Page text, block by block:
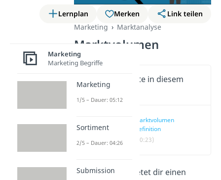
Lernplan Merken
Link teilen
Marketing
Marktanalyse
Marktvolumen
Wichtige Inhalte in diesem
Video
Marktvolumen
Definition
(00:23)
Dieser Beitrag bietet dir einen
Marketing
Marketing Begriffe
Marketing
1/5 – Dauer: 05:12
Sortiment
2/5 – Dauer: 04:26
Submission